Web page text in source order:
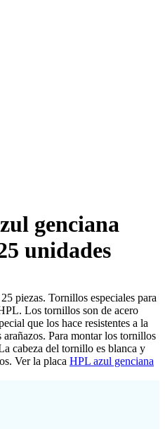
genciana
unidades
piezas. Tornillos especiales para
Los tornillos son de acero
que los hace resistentes a la
Para montar los tornillos
cabeza del tornillo es blanca y
Ver la placa HPL azul genciana